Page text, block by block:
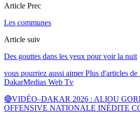
Article Prec
Les communes
Article suiv
Des gouttes dans les yeux pour voir la nuit
vous pourriez aussi aimer Plus d'articles de
DakarMedias Web Tv
🔴VIDÉO–DAKAR 2026 : ALIOU
OFFENSIVE NATIONALE INÉDITE